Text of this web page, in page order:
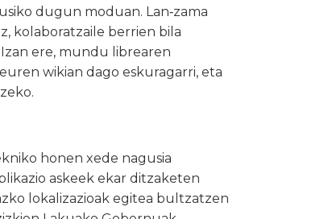
dugun moduan. Lan‑zama
kolaboratzaile berrien bila
ere, mundu librearen
wikian dago eskuragarri, eta
honen xede nagusia
askeek ekar ditzaketen
lokalizazioak egitea bultzatzen